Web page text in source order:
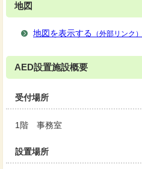
地図
地図を表示する （外部リンク）
AED設置施設概要
受付場所
1階 事務室
設置場所